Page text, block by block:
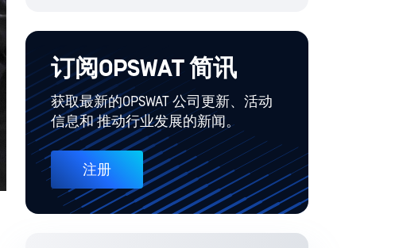
订阅OPSWAT 简讯
获取最新的OPSWAT 公司更新、活动
信息和 推动行业发展的新闻。
注册